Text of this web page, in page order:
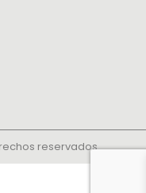
reservados.